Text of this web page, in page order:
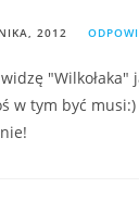
2012
"Wilkołaka"
w tym być musi:)